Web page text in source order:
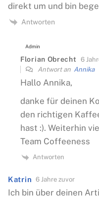
direkt um und bin
Antworten
Admin
Florian Obrecht
6
Antwort an Annika
Hallo Annika,
danke für deinen
den richtigen
hast :). Weiterhin
Team Coffeeness
Antworten
Katrin 6 Jahre zuvor
Ich bin über deinen